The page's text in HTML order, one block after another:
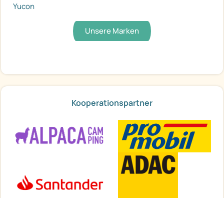
Yucon
Unsere Marken
Kooperationspartner